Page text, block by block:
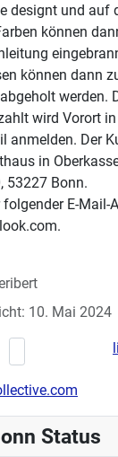
designt und auf
können
können dann
werden.
wird Vorort
anmelden. Der
in
53227 Bonn.
E-Mail-
10. Mai 2024
Nähworkshop am
Nächster
Status